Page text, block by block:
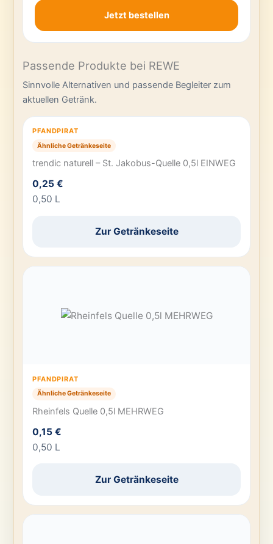
Jetzt bestellen
Passende Produkte bei REWE
Sinnvolle Alternativen und passende Begleiter zum
aktuellen Getränk.
PFANDPIRAT
Ähnliche Getränkeseite
trendic naturell – St. Jakobus-Quelle 0,5l EINWEG
0,25 €
0,50 L
Zur Getränkeseite
PFANDPIRAT
Ähnliche Getränkeseite
Rheinfels Quelle 0,5l MEHRWEG
0,15 €
0,50 L
Zur Getränkeseite